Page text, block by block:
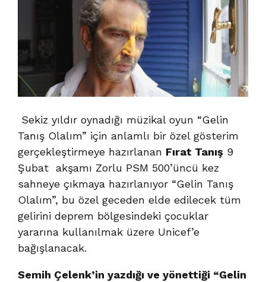
Sekiz yıldır oynadığı müzikal oyun “Gelin
Tanış Olalım” için anlamlı bir özel gösterim
gerçekleştirmeye hazırlanan Fırat Tanış 9
Şubat akşamı Zorlu PSM 500’üncü kez
sahneye çıkmaya hazırlanıyor “Gelin Tanış
Olalım”, bu özel geceden elde edilecek tüm
gelirini deprem bölgesindeki çocuklar
yararına kullanılmak üzere Unicef’e
bağışlanacak.
Semih Çelenk’in yazdığı ve yönettiği “Gelin